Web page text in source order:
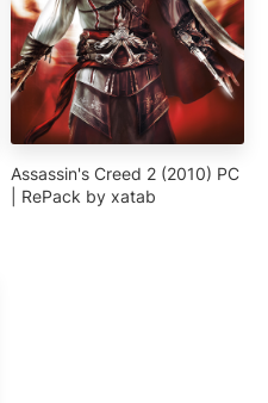
Assassin's Creed 2 (2010) PC
| RePack by xatab